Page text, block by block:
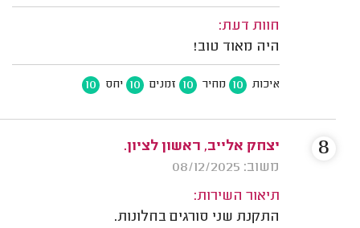
חוות דעת:
היה מאוד טוב!
איכות 10 מחיר 10 זמנים 10 יחס 10
יצחק אלייב, ראשון לציון.
משוב: 08/12/2025
תיאור השירות:
התקנת שני סורגים בחלונות.
8